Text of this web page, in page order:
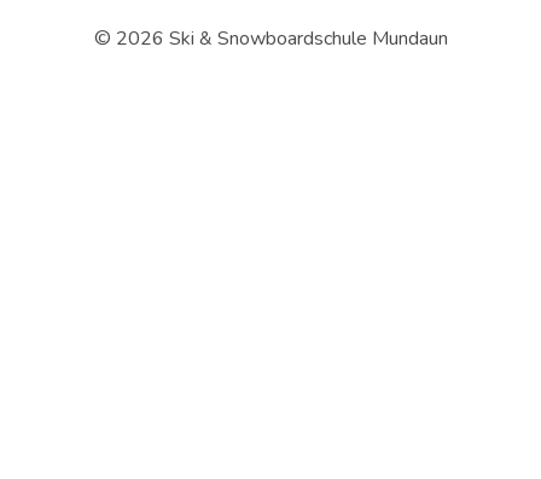
© 2026 Ski & Snowboardschule Mundaun